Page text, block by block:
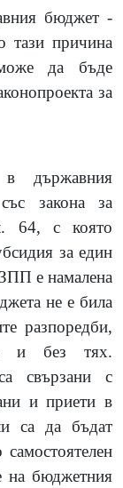
бюджет -
тази причина
да бъде
за
в държавния
закона за
64, с която
за един
ЗПП е намалена
не е била
разпоредби,
и без тях.
свързани с
и приети в
са да бъдат
на бюджетния